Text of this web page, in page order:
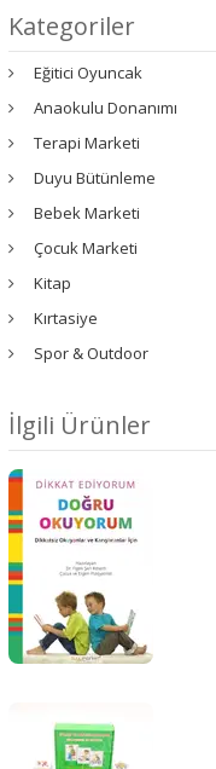
Kategoriler
Eğitici Oyuncak
Anaokulu Donanımı
Terapi Marketi
Duyu Bütünleme
Bebek Marketi
Çocuk Marketi
Kitap
Kırtasiye
Spor & Outdoor
İlgili Ürünler